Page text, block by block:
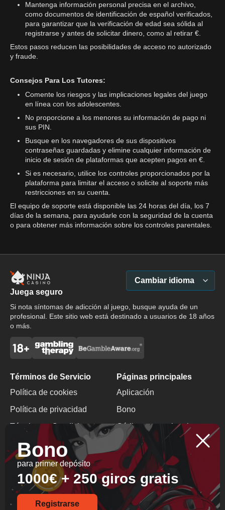
Mantenga información personal precisa en el archivo,
como documentos de identificación de español verificados,
para garantizar que la verificación de edad sea sólida al
registrarse y antes de solicitar dinero, como al retirar €.
Estos pasos reducen las posibilidades de acceso no autorizado
y fraude.
Consejos Para Los Tutores:
Comente los riesgos y las implicaciones legales del juego
en línea con los adolescentes.
No proporcione a los menores su información de pago ni
sus PIN.
Busque en los navegadores de sus dispositivos
contraseñas guardadas y elimine cualquier información de
inicio de sesión de plataformas que acepten pagos en €.
Si es necesario, utilice los controles proporcionados por la
plataforma para limitar el acceso o solicite al soporte más
restricciones en su cuenta.
El equipo de soporte está disponible las 24 horas del día, los 7
días de la semana, para ayudarle con la seguridad de la cuenta
o para obtener más información sobre los controles parentales.
Bono
para primer depósito
1000€ + 250 giros gratis
Registrarse
Juega seguro
Si nota síntomas de adicción al juego, busque ayuda de un
profesional. Este sitio web está destinado a usuarios de 18 años
o más.
Cambiar idioma
Términos de Servicio
Política de cookies
Política de privacidad
Términos y Condiciones
Juego Responsable
Páginas principales
Aplicación
Bono
Código promocional
Bono sin depósito
Contactos
+357 29 700715
info@inja-casinos.com